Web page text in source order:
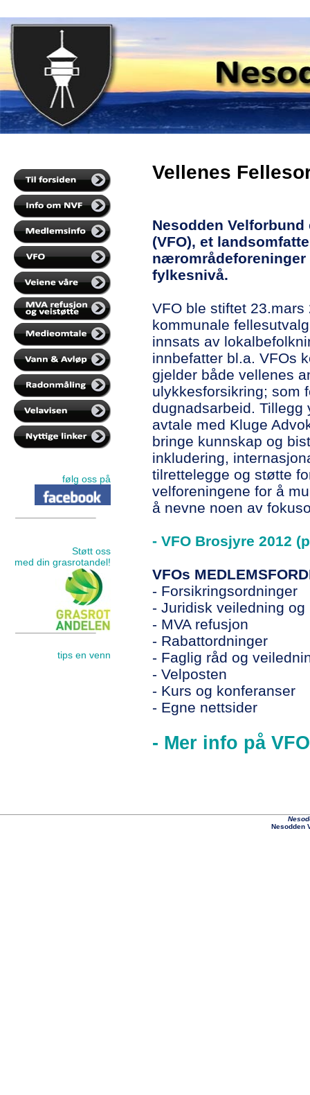
følg oss på
Støtt oss
med din grasrotandel!
tips en venn
Vellenes
Nesodden
(VFO), et
nærområdeforeninger
fylkesnivå.
VFO ble stiftet
kommunale
innsats av
innbefatter bl.a. VFOs
gjelder både vellenes
ulykkesforsikring; som
dugnadsarbeid. Tillegg
avtale med Kluge
bringe kunnskap og
inkludering,
tilrettelegge og støtte
velforeningene for å
å nevne noen av
- VFO Brosjyre 2012
VFOs
- Forsikringsordninger
- Juridisk veiledning og
- MVA refusjon
- Rabattordninger
- Faglig råd og
- Velposten
- Kurs og konferanser
- Egne nettsider
- Mer info på
Nesodden